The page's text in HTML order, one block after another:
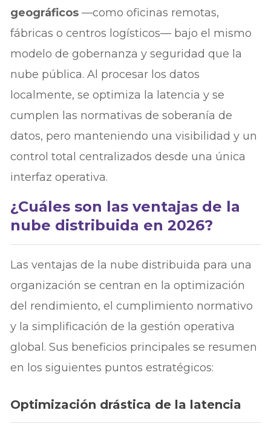
geográficos —como oficinas remotas,
fábricas o centros logísticos— bajo el mismo
modelo de gobernanza y seguridad que la
nube pública. Al procesar los datos
localmente, se optimiza la latencia y se
cumplen las normativas de soberanía de
datos, pero manteniendo una visibilidad y un
control total centralizados desde una única
interfaz operativa.
¿Cuáles son las ventajas de la
nube distribuida en 2026?
Las ventajas de la nube distribuida para una
organización se centran en la optimización
del rendimiento, el cumplimiento normativo
y la simplificación de la gestión operativa
global. Sus beneficios principales se resumen
en los siguientes puntos estratégicos:
Optimización drástica de la latencia